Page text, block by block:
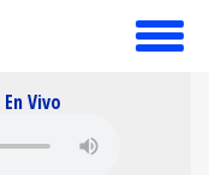
toggle
En Vivo